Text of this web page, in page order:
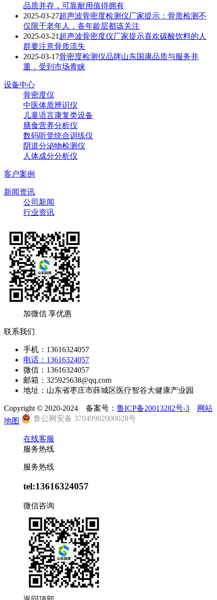
品质并存，可靠耐用值得拥有
2025-03-27超声波骨密度检测仪厂家提示：骨质检测不
仅限于老年人，各年龄层都该关注
2025-03-21 超声波骨密度仪厂家提示喜欢碳酸饮料的人
群要注意骨质流失
2025-03-17骨密度检测仪品牌山东国康品质与服务并
重，受到市场青睐
设备中心
骨密度仪
中医体质辨识仪
儿童语言康复类设备
膳食营养分析仪
数码听觉统合训练仪
阴道分泌物检测仪
人体成分分析仪
客户案例
新闻资讯
公司新闻
行业资讯
加微信 享优惠
联系我们
手机：13616324057
电话：13616324057
微信：13616324057
邮箱：325925638@qq.com
地址：山东省枣庄市薛城区医疗智谷大健康产业园
Copyright © 2020-2024 备案号： 鲁ICP备20013282号-3
网站
地图
鲁公网安备 37049902000028号
在线客服
服务热线
服务热线
tel:13616324057
微信咨询